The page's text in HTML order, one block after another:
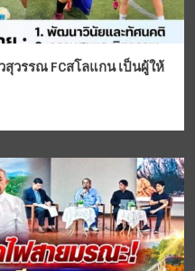
วรรณ FCสโลแกน เป็นผู้ให้